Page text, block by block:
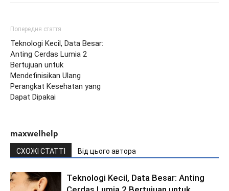
Попередня стаття
Teknologi Kecil, Data Besar:
Anting Cerdas Lumia 2
Bertujuan untuk
Mendefinisikan Ulang
Perangkat Kesehatan yang
Dapat Dipakai
maxwelhelp
СХОЖІ СТАТТІ Від цього автора
Teknologi Kecil, Data Besar: Anting